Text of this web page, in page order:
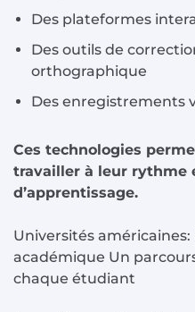
Des plateformes
Des outils de
orthographique
Des enregistrements
Ces technologies
travailler à leur rythme
d’apprentissage.
Universités
académique Un
chaque étudiant